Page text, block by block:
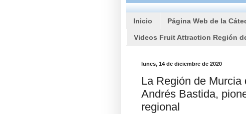
Inicio Página Web de la
Videos Fruit Attraction Región
lunes, 14 de diciembre de 2020
La Región de
Andrés Bastida,
regional